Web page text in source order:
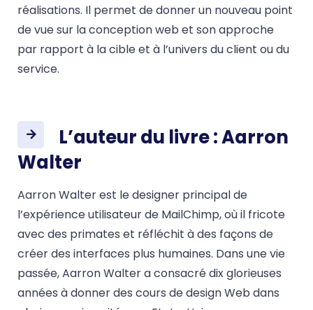
réalisations. Il permet de donner un nouveau point
de vue sur la conception web et son approche
par rapport à la cible et à l’univers du client ou du
service.
L’auteur du livre : Aarron
Walter
Aarron Walter est le designer principal de
l’expérience utilisateur de MailChimp, où il fricote
avec des primates et réfléchit à des façons de
créer des interfaces plus humaines. Dans une vie
passée, Aarron Walter a consacré dix glorieuses
années à donner des cours de design Web dans